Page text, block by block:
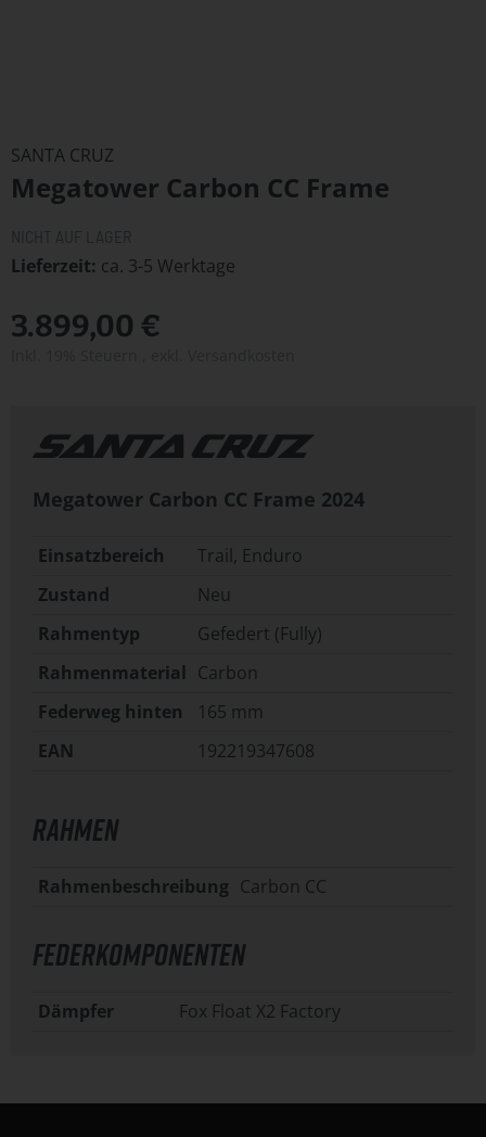
der
Bildergalerie
springen
SANTA CRUZ
Megatower Carbon CC Frame
Lieferzeit ca. 3-5 Werktage
3.899,00 €
Megatower Carbon CC Frame 2024
Einsatzbereich
Trail, Enduro
Zustand
Neu
Rahmentyp
Gefedert (Fully)
Rahmenmaterial Carbon
Federweg hinten
165 mm
EAN
192219347608
RAHMEN
Rahmenbeschreibung Carbon CC
FEDERKOMPONENTEN
Dämpfer Fox Float X2 Factory